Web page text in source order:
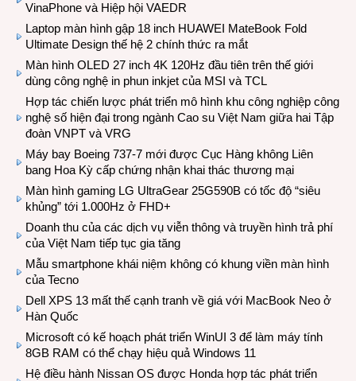
VinaPhone và Hiệp hội VAEDR
Laptop màn hình gập 18 inch HUAWEI MateBook Fold
Ultimate Design thế hệ 2 chính thức ra mắt
Màn hình OLED 27 inch 4K 120Hz đầu tiên trên thế giới
dùng công nghệ in phun inkjet của MSI và TCL
Hợp tác chiến lược phát triển mô hình khu công nghiệp công
nghệ số hiện đại trong ngành Cao su Việt Nam giữa hai Tập
đoàn VNPT và VRG
Máy bay Boeing 737-7 mới được Cục Hàng không Liên
bang Hoa Kỳ cấp chứng nhận khai thác thương mại
Màn hình gaming LG UltraGear 25G590B có tốc độ “siêu
khủng” tới 1.000Hz ở FHD+
Doanh thu của các dịch vụ viễn thông và truyền hình trả phí
của Việt Nam tiếp tục gia tăng
Mẫu smartphone khái niệm không có khung viền màn hình
của Tecno
Dell XPS 13 mất thế cạnh tranh về giá với MacBook Neo ở
Hàn Quốc
Microsoft có kế hoạch phát triển WinUI 3 để làm máy tính
8GB RAM có thể chạy hiệu quả Windows 11
Hệ điều hành Nissan OS được Honda hợp tác phát triển